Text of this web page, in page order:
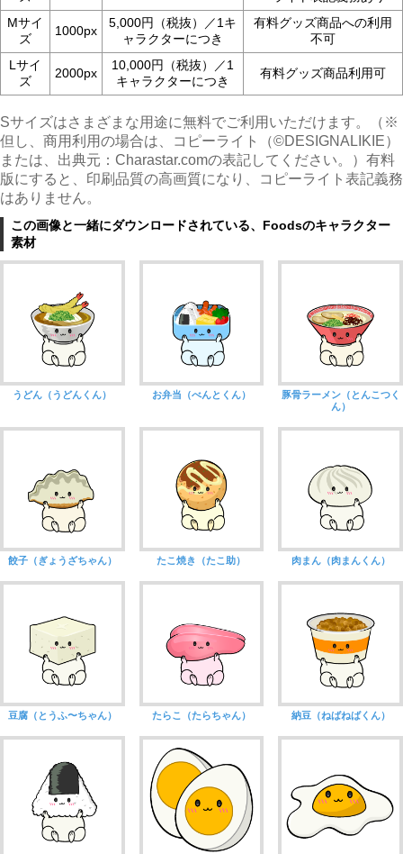
Mサイ
ズ
1000px
5,000円（税抜）／1キ
ャラクターにつき
有料グッズ商品への利用
不可
Lサイ
ズ
2000px
10,000円（税抜）／1
キャラクターにつき
有料グッズ商品利用可
Sサイズはさまざまな用途に無料でご利用いただけます。（※
但し、商用利用の場合は、コピーライト（©︎DESIGNALIKIE）
または、出典元：Charastar.comの表記してください。）有料
版にすると、印刷品質の高画質になり、コピーライト表記義務
はありません。
この画像と一緒にダウンロードされている、Foodsのキャラクター
素材
うどん（うどんくん） お弁当（べんとくん）
豚骨ラーメン（とんこつく
ん）
餃子（ぎょうざちゃん） たこ焼き（たこ助） 肉まん（肉まんくん）
豆腐（とうふ〜ちゃん） たらこ（たらちゃん） 納豆（ねばねばくん）